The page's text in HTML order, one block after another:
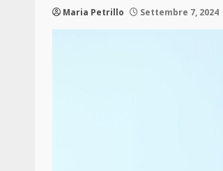
Maria Petrillo Settembre 7, 2024